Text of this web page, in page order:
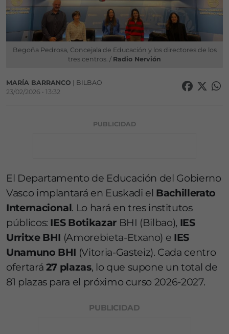
Begoña Pedrosa, Concejala de Educación y los directores de los
tres centros. / Radio Nervión
MARÍA BARRANCO | BILBAO
23/02/2026 • 13:32
PUBLICIDAD
El Departamento de Educación del Gobierno
Vasco implantará en Euskadi el Bachillerato
Internacional. Lo hará en tres institutos
públicos: IES BotikazarBHI (Bilbao), IES
Urritxe BHI (Amorebieta-Etxano) e IES
Unamuno BHI (Vitoria-Gasteiz). Cada centro
ofertará 27 plazas, lo que supone un total de
81 plazas para el próximo curso 2026-2027.
PUBLICIDAD